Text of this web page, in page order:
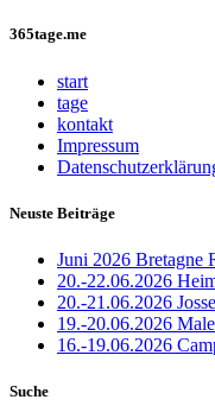
365tage.me
start
tage
kontakt
Impressum
Neuste Beiträge
Juni 2026 Bretagne
20.-22.06.2026
20.-21.06.2026
19.-20.06.2026
16.-19.06.2026
Suche